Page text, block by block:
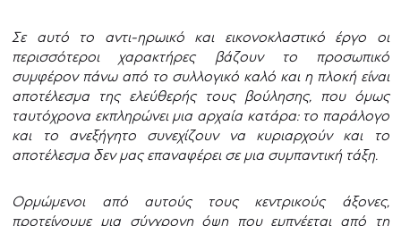
Σε αυτό το αντι-ηρωικό και εικονοκλαστικό έργο οι
περισσότεροι χαρακτήρες βάζουν το προσωπικό
συμφέρον πάνω από το συλλογικό καλό και η πλοκή είναι
αποτέλεσμα της ελεύθερής τους βούλησης, που όμως
ταυτόχρονα εκπληρώνει μια αρχαία κατάρα: το παράλογο
και το ανεξήγητο συνεχίζουν να κυριαρχούν και το
αποτέλεσμα δεν μας επαναφέρει σε μια συμπαντική τάξη.
Ορμώμενοι από αυτούς τους κεντρικούς άξονες,
προτείνουμε μια σύγχρονη όψη που εμπνέεται από τη